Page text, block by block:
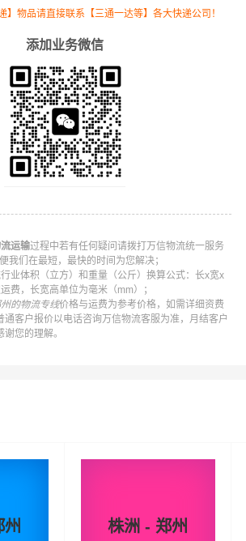
的一站式从益阳到河南郑州的物流门到
流公司平台优势
，依靠中原区,二七区,管城区,金水区,上
,巩义,荥阳,新密,新郑,登封为转运中心，
承优质服务的核心价值观，将一如既往
】物品请直接联系【三通一达等】各大快递公司！
添加业务微信
运输过程中若有任何疑问请拨打万信物流统一服务
我们在最短，最快的时间为您解决；
业体积（立方）和重量（公斤）换算公式：长x宽x
费，长宽高单位为毫米（mm）；
的物流专线价格与运费为参考价格，如需详细资费
通客户报价以电话咨询万信物流客服为准，月结客户
您的理解。
株洲 - 郑州